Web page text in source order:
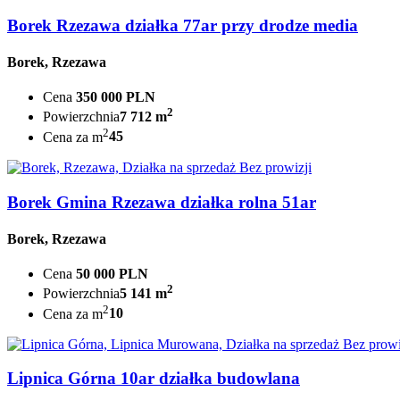
Borek Rzezawa działka 77ar przy drodze media
Borek, Rzezawa
Cena 350 000 PLN
Powierzchnia7 712 m2
Cena za m245
Bez prowizji
Borek Gmina Rzezawa działka rolna 51ar
Borek, Rzezawa
Cena 50 000 PLN
Powierzchnia5 141 m2
Cena za m210
Bez
Lipnica Górna 10ar działka budowlana